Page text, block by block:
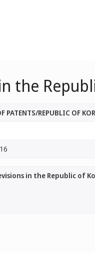
the
PATENTS/REPUBLIC OF
in the Republic of